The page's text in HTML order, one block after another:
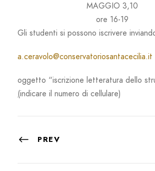
MAGGIO 3,10
ore 16-19
Gli studenti si possono iscrivere
a.ceravolo@conservatoriosantacecilia.it
oggetto “iscrizione letteratura dello
(indicare il numero di cellulare)
PREV